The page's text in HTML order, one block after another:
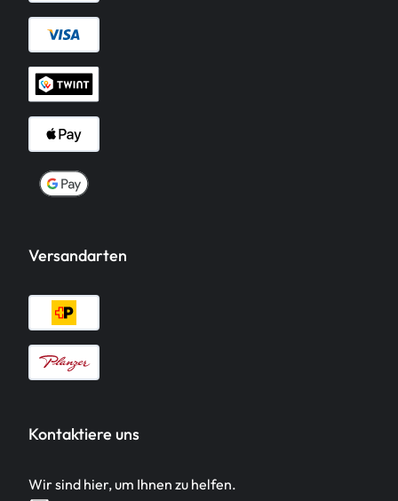
Versandarten
Kontaktiere uns
Wir sind hier, um Ihnen zu helfen.